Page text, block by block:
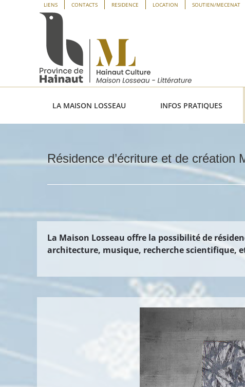
Panneau de gestion des cookies
LIENS CONTACTS RESIDENCE LOCATION SOUTIEN/MECENAT
LA MAISON LOSSEAU INFOS PRATIQUES
Résidence d’écriture et de création
La Maison Losseau offre la possibilité de
architecture, musique, recherche scientifique,